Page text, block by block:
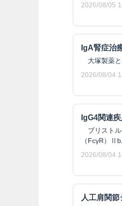
2026/08/05
IgA腎症治
大塚製薬と
2026/08/04
IgG4関連
ブリストル
（FcγR）Ⅱb
2026/08/04
人工肩関